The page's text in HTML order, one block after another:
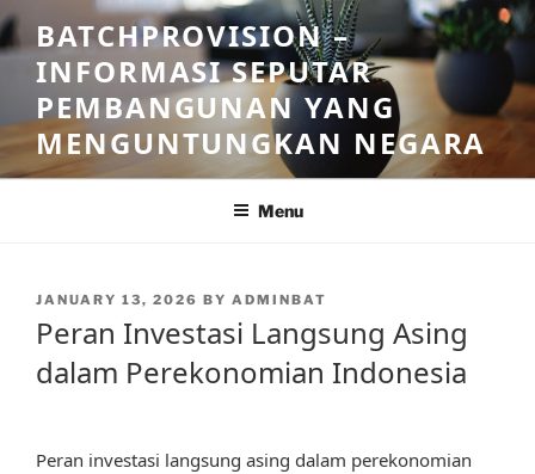
Skip
to
content
BATCHPROVISION –
INFORMASI SEPUTAR
PEMBANGUNAN YANG
MENGUNTUNGKAN NEGARA
Menu
POSTED
JANUARY 13, 2026 BY ADMINBAT
Peran Investasi Langsung Asing
dalam Perekonomian Indonesia
Peran investasi langsung asing dalam perekonomian